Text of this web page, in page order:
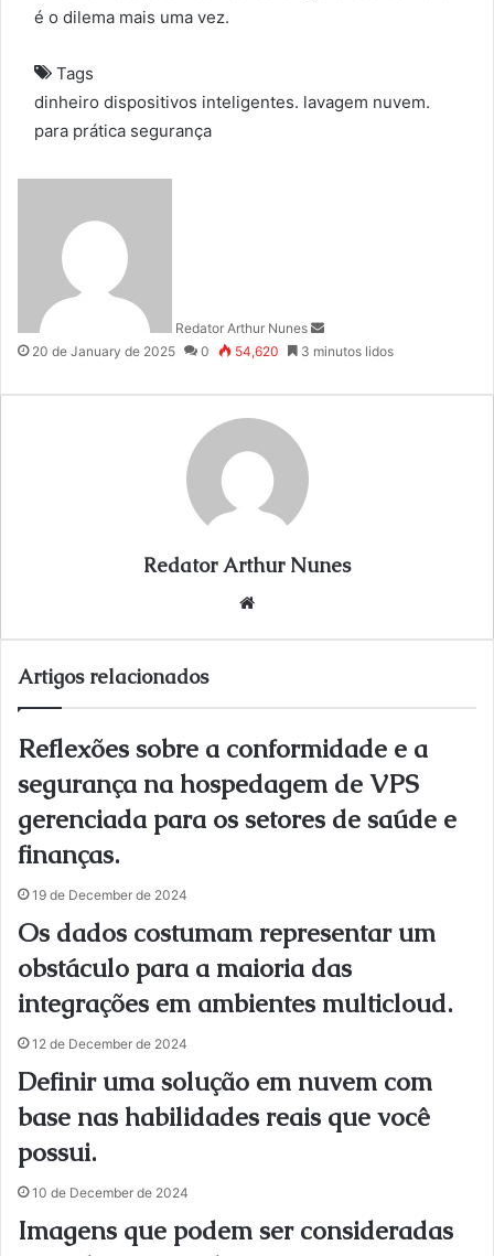
é o dilema mais uma vez.
Tags
dinheiro dispositivos inteligentes. lavagem nuvem.
para prática segurança
Redator Arthur Nunes
m
i
20 de January de 2025 0 54,620 3 minutos lidos
Redator Arthur Nunes
Artigos relacionados
Reflexões sobre a conformidade e a
segurança na hospedagem de VPS
gerenciada para os setores de saúde e
finanças.
19 de December de 2024
Os dados costumam representar um
obstáculo para a maioria das
integrações em ambientes multicloud.
12 de December de 2024
Definir uma solução em nuvem com
base nas habilidades reais que você
possui.
10 de December de 2024
Imagens que podem ser consideradas